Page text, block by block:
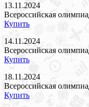
13.11.2024
Всероссийская
Купить
14.11.2024
Всероссийская
Купить
18.11.2024
Всероссийская
Купить